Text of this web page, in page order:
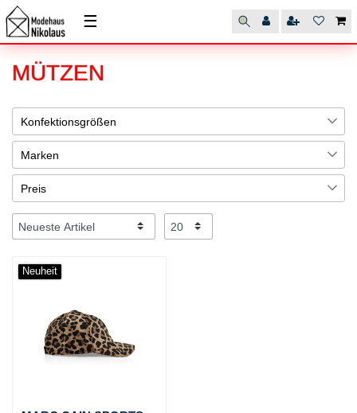
☰
MÜTZEN
Konfektionsgrößen
Marken
Preis
€ ―
Neuheit